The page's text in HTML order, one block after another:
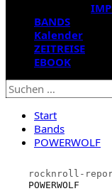
BANDS
Kalender
ZEITREISE
EBOOK
Suchen
nach:
Start
Bands
POWERWOLF
rocknroll-
POWERWOLF